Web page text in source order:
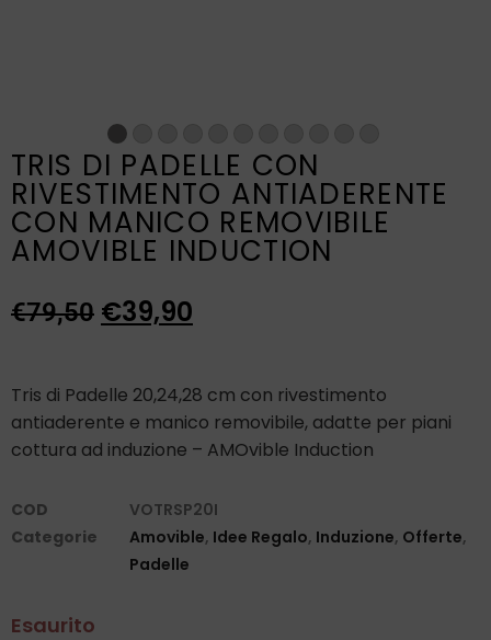
TRIS DI PADELLE CON
RIVESTIMENTO ANTIADERENTE
CON MANICO REMOVIBILE
AMOVIBLE INDUCTION
€79,50 €39,90
Tris di Padelle 20,24,28 cm con rivestimento
antiaderente e manico removibile, adatte per piani
cottura ad induzione – AMOvible Induction
COD
VOTRSP20I
Categorie
Amovible, Idee Regalo, Induzione, Offerte,
Padelle
Esaurito